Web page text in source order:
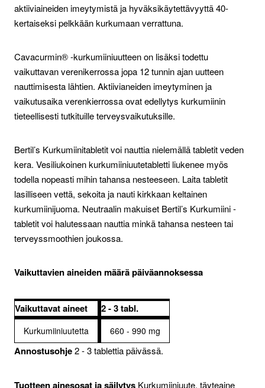
aktiiviaineiden imeytymistä ja hyväksikäytettävyyttä 40-
kertaiseksi pelkkään kurkumaan verrattuna.
Cavacurmin® -kurkumiiniuutteen on lisäksi todettu
vaikuttavan verenikerrossa jopa 12 tunnin ajan uutteen
nauttimisesta lähtien. Aktiivianeiden imeytyminen ja
vaikutusaika verenkierrossa ovat edellytys kurkumiinin
tieteellisesti tutkituille terveysvaikutuksille.
Bertil’s Kurkumiinitabletit voi nauttia nielemällä tabletit veden
kera. Vesiliukoinen kurkumiiniuutetabletti liukenee myös
todella nopeasti mihin tahansa nesteeseen. Laita tabletit
lasilliseen vettä, sekoita ja nauti kirkkaan keltainen
kurkumiinijuoma. Neutraalin makuiset Bertil’s Kurkumiini -
tabletit voi halutessaan nauttia minkä tahansa nesteen tai
terveyssmoothien joukossa.
Vaikuttavien aineiden määrä päiväannoksessa
Vaikuttavat aineet 2 - 3 tabl.
Kurkumiiniuutetta 660 - 990 mg
Annostusohje2 - 3 tablettia päivässä.
Tuotteen ainesosat ja säilytys Kurkumiiniuute, täyteaine